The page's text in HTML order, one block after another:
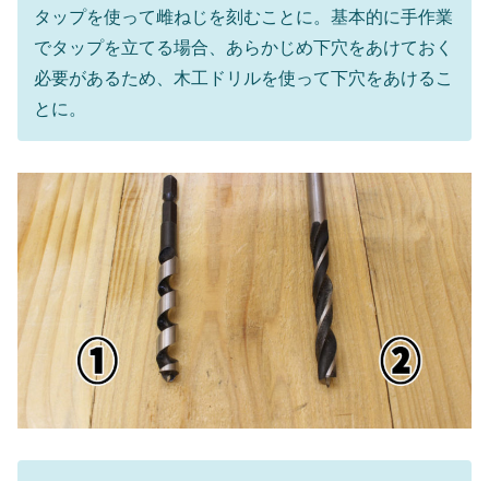
タップを使って雌ねじを刻むことに。基本的に手作業
でタップを立てる場合、あらかじめ下穴をあけておく
必要があるため、木工ドリルを使って下穴をあけるこ
とに。